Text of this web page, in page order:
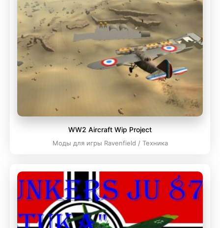
WW2 Aircraft Wip Project
Моды для игры Ravenfield / Техника